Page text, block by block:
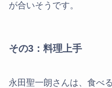
が合いそうです。
その3：料理上手
永田聖一朗さんは、食べ